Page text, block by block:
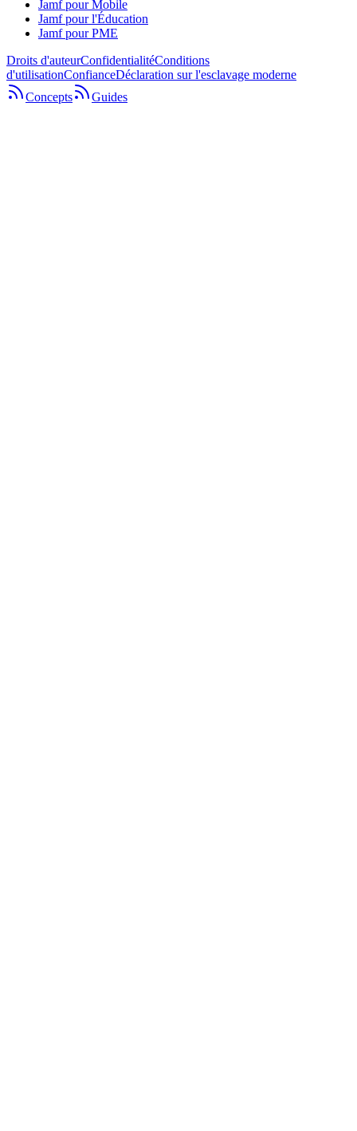
Jamf pour Mobile
Jamf pour l'Éducation
Jamf pour PME
Droits d'auteurConfidentialitéConditions
d'utilisationConfianceDéclaration sur l'esclavage moderne
Concepts
Guides